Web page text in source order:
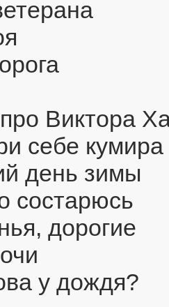
Виктора
себе кумира
день зимы
состарюсь
дорогие
у дождя?